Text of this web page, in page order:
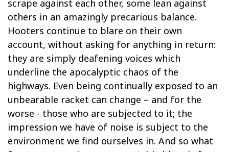
scrape against each other, some lean against
others in an amazingly precarious balance.
Hooters continue to blare on their own
account, without asking for anything in return:
they are simply deafening voices which
underline the apocalyptic chaos of the
highways. Even being continually exposed to an
unbearable racket can change – and for the
worse - those who are subjected to it; the
impression we have of noise is subject to the
environment we find ourselves in. And so what